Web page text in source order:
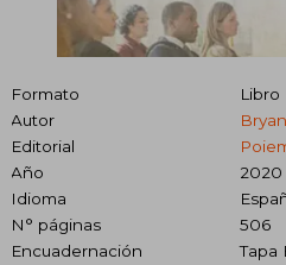
Formato
Libro
Autor
Editorial
Año
2020
Idioma
N° páginas
506
Encuadernación
Tapa